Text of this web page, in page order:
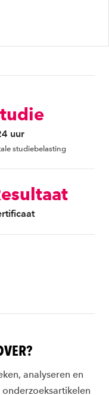
uur
studiebelasting
analyseren en